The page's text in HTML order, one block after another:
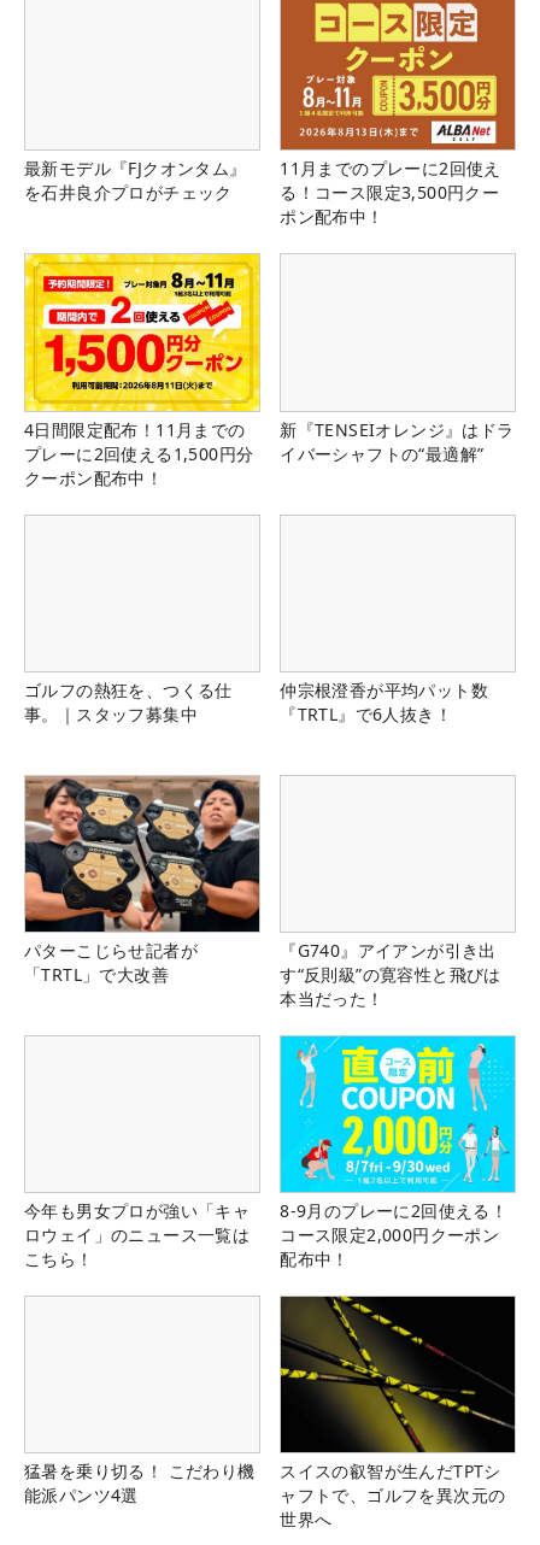
最新モデル『FJクオンタム』
を石井良介プロがチェック
11月までのプレーに2回使え
る！コース限定3,500円クー
ポン配布中！
4日間限定配布！11月までの
プレーに2回使える1,500円分
クーポン配布中！
新『TENSEIオレンジ』はドラ
イバーシャフトの“最適解”
ゴルフの熱狂を、つくる仕
事。｜スタッフ募集中
仲宗根澄香が平均パット数
『TRTL』で6人抜き！
パターこじらせ記者が
「TRTL」で大改善
『G740』アイアンが引き出
す“反則級”の寛容性と飛びは
本当だった！
今年も男女プロが強い「キャ
ロウェイ」のニュース一覧は
こちら！
8-9月のプレーに2回使える！
コース限定2,000円クーポン
配布中！
猛暑を乗り切る！ こだわり機
能派パンツ4選
スイスの叡智が生んだTPTシ
ャフトで、ゴルフを異次元の
世界へ